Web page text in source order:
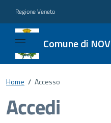
Regione Veneto
Comune di
Home / Accesso
Accedi